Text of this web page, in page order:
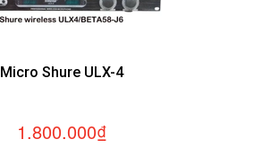
Micro Shure ULX-4
1.800.000₫